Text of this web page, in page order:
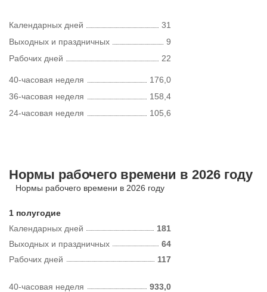
Календарных дней
31
Выходных и праздничных
9
Рабочих дней
22
40-часовая неделя
176,0
36-часовая неделя
158,4
24-часовая неделя
105,6
Нормы рабочего времени в 2026 году
Нормы рабочего времени в 2026 году
1 полугодие
Календарных дней
181
Рабочих дней 117
Выходных и праздничных 64
40-часовая неделя
933,0